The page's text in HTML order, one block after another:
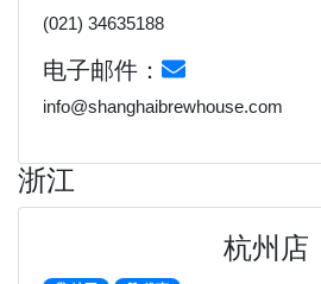
(021) 34635188
电子邮件：
info@shanghaibrewhouse.com
浙江
杭州店